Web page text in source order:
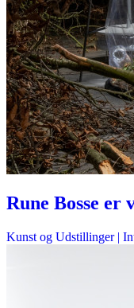
Rune Bosse
Kunst og Udstillinger|